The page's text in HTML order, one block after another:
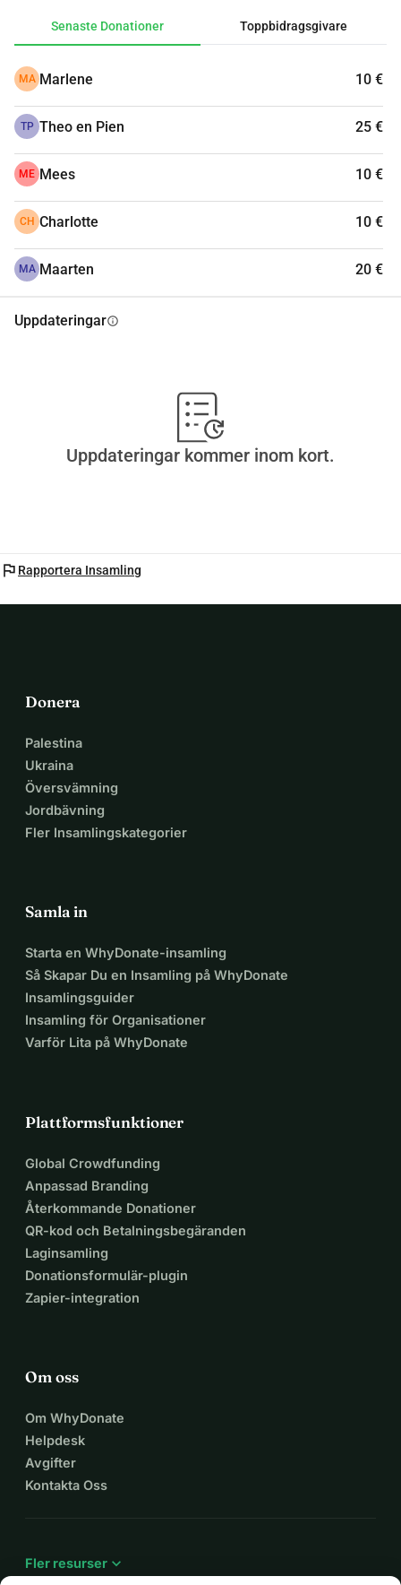
Senaste Donationer Toppbidragsgivare
MA Marlene 10 €
TP Theo en Pien 25 €
ME Mees 10 €
CH Charlotte 10 €
MA Maarten 20 €
Uppdateringarinfo
Uppdateringar kommer inom kort.
flag Rapportera Insamling
Donera
Palestina
Ukraina
Översvämning
Jordbävning
Fler Insamlingskategorier
Samla in
Starta en WhyDonate-insamling
Så Skapar Du en Insamling på WhyDonate
Insamlingsguider
Insamling för Organisationer
Varför Lita på WhyDonate
Plattformsfunktioner
Global Crowdfunding
Anpassad Branding
Återkommande Donationer
QR-kod och Betalningsbegäranden
Laginsamling
Donationsformulär-plugin
Zapier-integration
Om oss
Om WhyDonate
Helpdesk
Avgifter
Kontakta Oss
Fler resurser expand_more